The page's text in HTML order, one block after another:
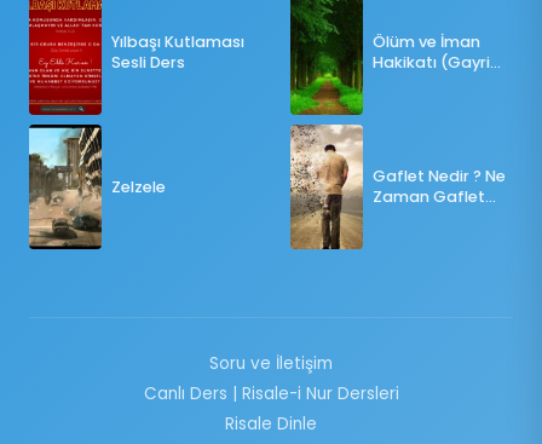
Yılbaşı Kutlaması
Sesli Ders
Zelzele
Ölüm ve İman
Hakikatı (Gayri
Gaflet Nedir ? Ne
Zaman Gaflet
Soru ve İletişim
Canlı Ders | Risale-i Nur Dersleri
Risale Dinle